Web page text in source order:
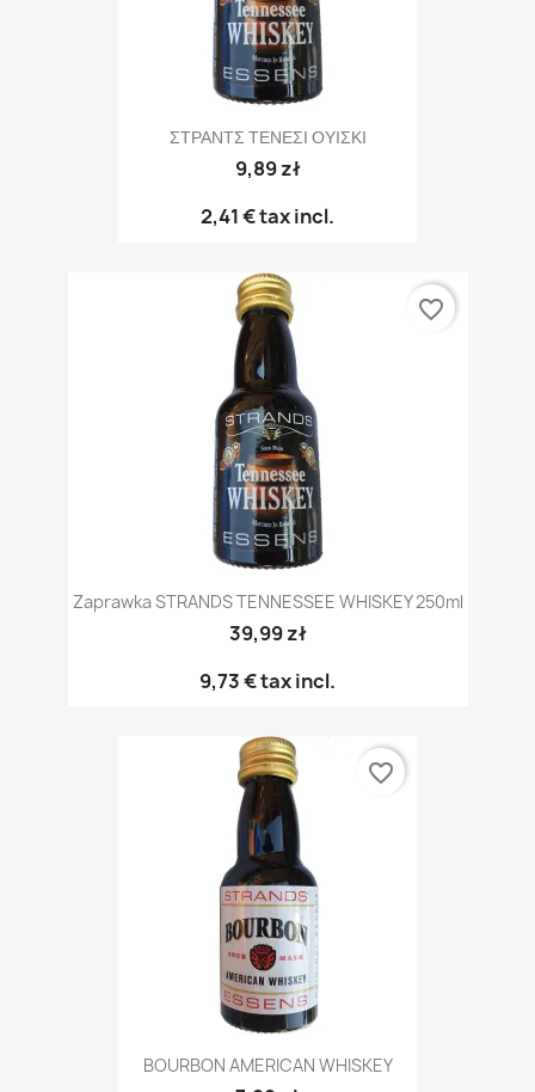
ΣΤΡΑΝΤΣ ΤΕΝΕΣΙ ΟΥΙΣΚΙ
9,89 zł
2,41 €tax incl.
Zaprawka STRANDS TENNESSEE WHISKEY 250ml
39,99 zł
9,73 €tax incl.
favorite_border
BOURBON AMERICAN WHISKEY
favorite_border